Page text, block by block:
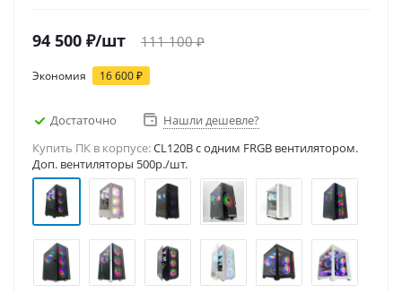
94 500 ₽/шт 111 100₽
Экономия 16 600₽
Достаточно
Нашли дешевле?
Купить ПК в корпусе:CL120B c одним FRGB вентилятором.
Доп. вентиляторы 500р./шт.